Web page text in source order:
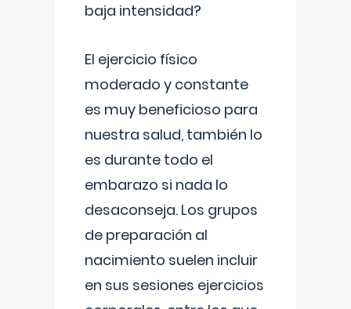
baja intensidad?
El ejercicio físico
moderado y constante
es muy beneficioso para
nuestra salud, también lo
es durante todo el
embarazo si nada lo
desaconseja. Los grupos
de preparación al
nacimiento suelen incluir
en sus sesiones ejercicios